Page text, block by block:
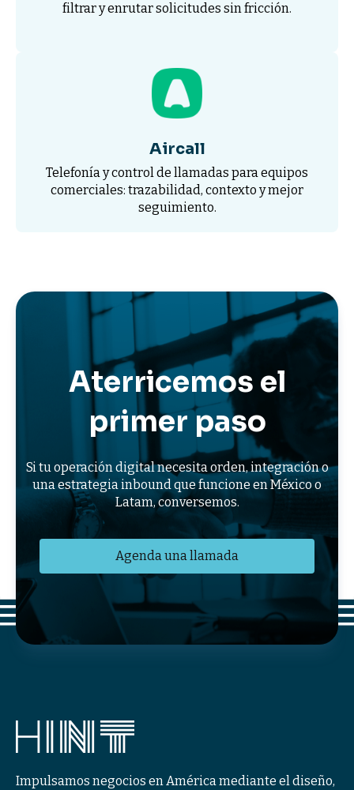
filtrar y enrutar solicitudes sin fricción.
Aircall
Telefonía y control de llamadas para equipos
comerciales: trazabilidad, contexto y mejor
seguimiento.
Aterricemos el
primer paso
Si tu operación digital necesita orden, integración o
una estrategia inbound que funcione en México o
Latam, conversemos.
Agenda una llamada
Impulsamos negocios en América mediante el diseño,